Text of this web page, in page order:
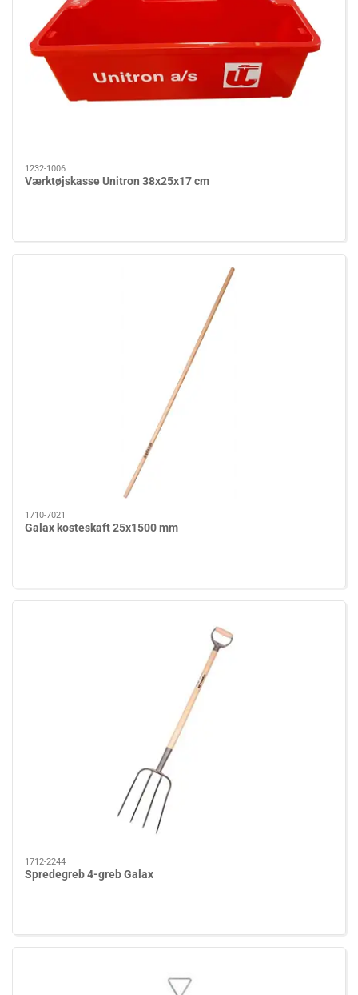
1232-1006
Værktøjskasse Unitron 38x25x17 cm
1710-7021
Galax kosteskaft 25x1500 mm
1712-2244
Spredegreb 4-greb Galax